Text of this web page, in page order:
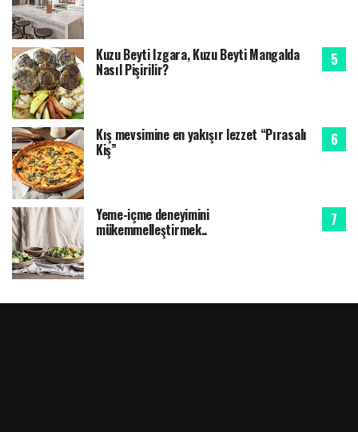
Kuzu Beyti Izgara, Kuzu Beyti Mangalda
Nasıl Pişirilir?
Kış mevsimine en yakışır lezzet “Pırasalı
Kiş”
Yeme-içme deneyimini
mükemmelleştirmek..